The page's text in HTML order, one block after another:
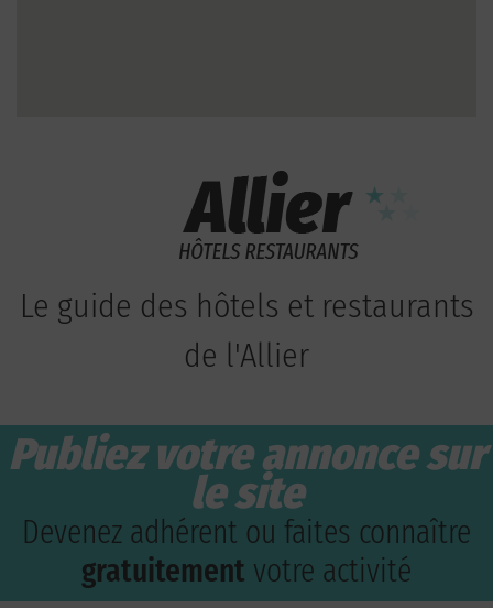
Le guide des hôtels et restaurants
de l'Allier
Publiez votre annonce sur
le site
Devenez adhérent ou faites connaître
gratuitement votre activité